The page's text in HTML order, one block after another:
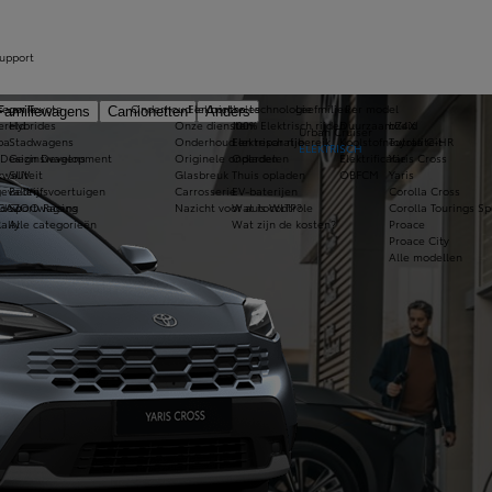
Camionetten
Anders
Urban Cruiser
ELEKTRISCH
Hybrides
Stadwagens
Gezinswagens
SUV
Bedrijfsvoertuigen
Sportwagens
Alle categorieën
Per model
bZ4X
Toyota C-HR
Yaris Cross
Yaris
Corolla Cross
Corolla Tourings
Proace
Proace City
Alle modellen
Onderhoud en controles
Onze diensten
Onderhoud en reparatie
Originele onderdelen
Glasbreuk
Carrosserie
Nazicht voor autocontrole
Elektrische technologie
100% Elektrisch rijden
Elektrisch rijbereik
Opladen
Thuis opladen
EV-baterijen
Wat is WLTP?
Wat zijn de kosten?
van Toyota
Development
Racing
Leefmilieu
Duurzaamheid
Koolstofneutraliteit
Elektrificatie
OBFCM